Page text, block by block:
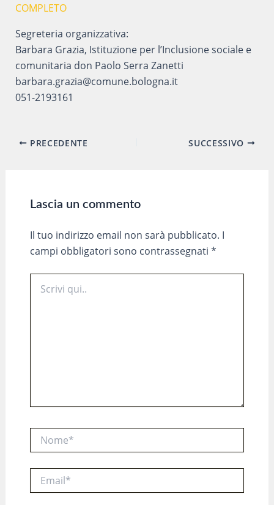
COMPLETO
Segreteria organizzativa:
Barbara Grazia, Istituzione per l’Inclusione sociale e
comunitaria don Paolo Serra Zanetti
barbara.grazia@comune.bologna.it
051-2193161
Navigazione
PRECEDENTE SUCCESSIVO
Lascia un commento
Il tuo indirizzo email non sarà pubblicato. I
campi obbligatori sono contrassegnati *
qui..